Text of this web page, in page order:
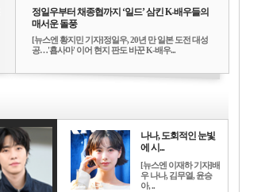
정일우부터 채종협까지 ‘일드’ 삼킨 K-배우들의
매서운 돌풍
[뉴스엔 황지민 기자]정일우, 20년 만 일본 도전 대성
공…'횹사마' 이어 현지 판도 바꾼 K-배우...
나나, 도회적인 눈빛
에 시...
[뉴스엔 이재하 기자]배
우 나나, 김무열, 윤승
아, ..